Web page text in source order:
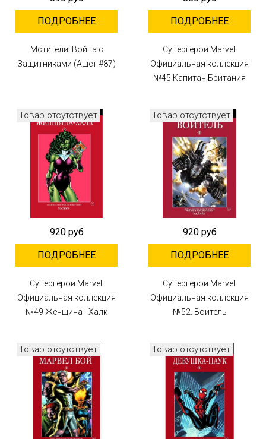
ПОДРОБНЕЕ
Мстители. Война с
Защитниками (Ашет #87)
ПОДРОБНЕЕ
Супергерои Marvel.
Официальная коллекция
№45 Капитан Британия
Товар отсутствует
920 руб
ПОДРОБНЕЕ
Супергерои Marvel.
Официальная коллекция
№49 Женщина - Халк
Товар отсутствует
920 руб
ПОДРОБНЕЕ
Супергерои Marvel.
Официальная коллекция
№52. Воитель
Товар отсутствует Товар отсутствует